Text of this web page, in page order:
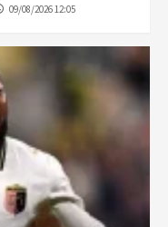
09/08/2026 12:05